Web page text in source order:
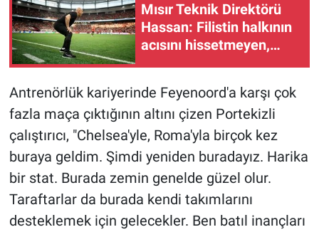
Mısır Teknik Direktörü
Hassan: Filistin halkının
acısını hissetmeyen,
Antrenörlük kariyerinde Feyenoord'a karşı çok
fazla maça çıktığının altını çizen Portekizli
çalıştırıcı, "Chelsea'yle, Roma'yla birçok kez
buraya geldim. Şimdi yeniden buradayız. Harika
bir stat. Burada zemin genelde güzel olur.
Taraftarlar da burada kendi takımlarını
desteklemek için gelecekler. Ben batıl inançları